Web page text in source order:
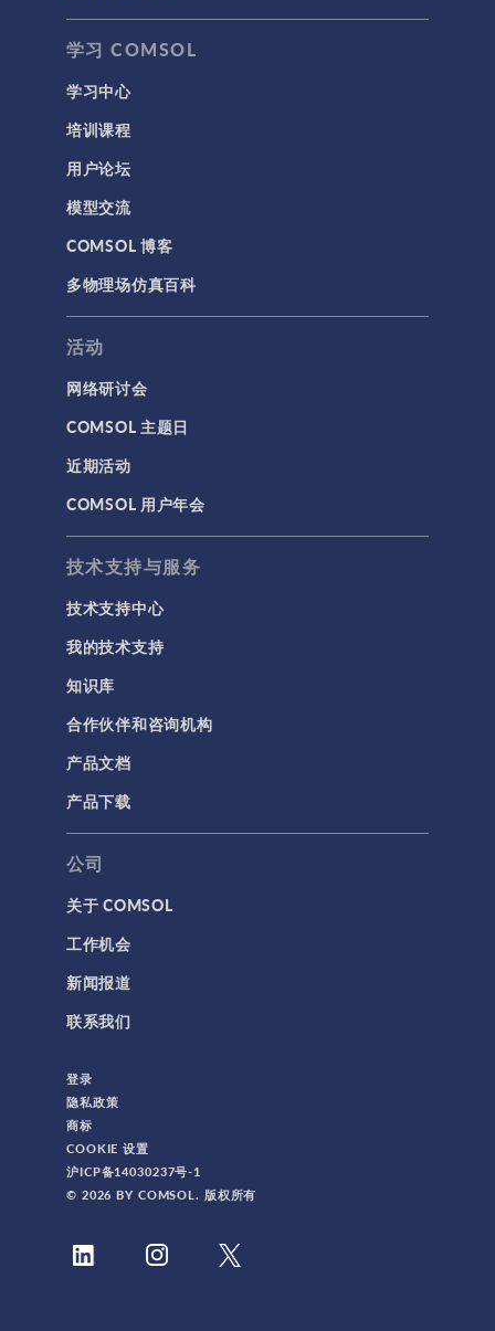
学习 COMSOL
学习中心
培训课程
用户论坛
模型交流
COMSOL 博客
多物理场仿真百科
活动
网络研讨会
COMSOL 主题日
近期活动
COMSOL 用户年会
技术支持与服务
技术支持中心
我的技术支持
知识库
合作伙伴和咨询机构
产品文档
产品下载
公司
关于 COMSOL
工作机会
新闻报道
联系我们
登录
隐私政策
商标
COOKIE 设置
沪ICP备14030237号-1
© 2026 BY COMSOL. 版权所有